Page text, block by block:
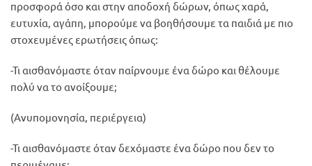
προσφορά όσο και στην αποδοχή δώρων, όπως χαρά,
ευτυχία, αγάπη, μπορούμε να βοηθήσουμε τα παιδιά με πιο
στοχευμένες ερωτήσεις όπως:
-Τι αισθανόμαστε όταν παίρνουμε ένα δώρο και θέλουμε
πολύ να το ανοίξουμε;
(Ανυπομονησία, περιέργεια)
-Τι αισθανόμαστε όταν δεχόμαστε ένα δώρο που δεν το